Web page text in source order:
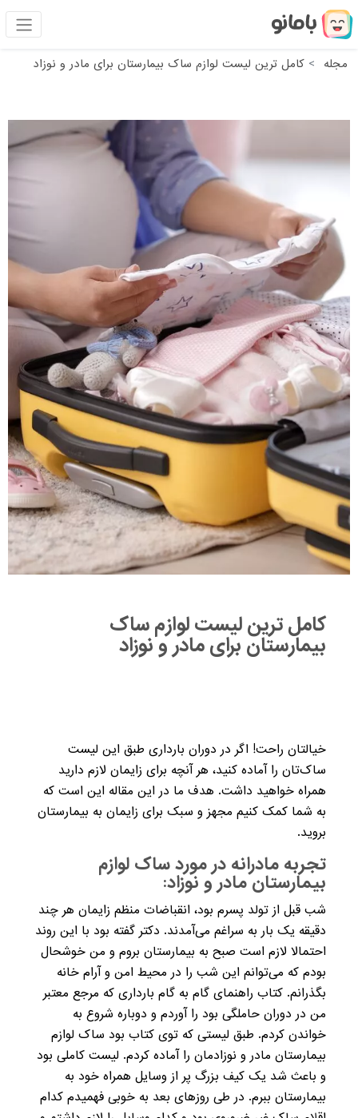
مجله کامل ترین لیست لوازم ساک بیمارستان برای مادر و نوزاد
کامل ترین لیست لوازم ساک
بیمارستان برای مادر و نوزاد
خیالتان راحت! اگر در دوران بارداری طبق این لیست
ساک‌تان را آماده کنید، هر آنچه برای زایمان لازم دارید
همراه خواهید داشت. هدف ما در این مقاله این است که
به شما کمک کنیم مجهز و سبک برای زایمان به بیمارستان
بروید.
تجربه مادرانه در مورد ساک لوازم
بیمارستان مادر و نوزاد:
شب قبل از تولد پسرم بود، انقباضات منظم زایمان هر چند
دقیقه یک بار به سراغم می‌آمدند. دکتر گفته بود با این روند
احتمالا لازم است صبح به بیمارستان بروم و من خوشحال
بودم که می‌توانم این شب را در محیط امن و آرام خانه
بگذرانم. کتاب راهنمای گام به گام بارداری که مرجع معتبر
من در دوران حاملگی بود را آوردم و دوباره شروع به
خواندن کردم. طبق لیستی که توی کتاب بود ساک لوازم
بیمارستان مادر و نوزادمان را آماده کردم. لیست کاملی بود
و باعث شد یک کیف بزرگ پر از وسایل همراه خود به
بیمارستان ببرم. در طی روزهای بعد به خوبی فهمیدم کدام